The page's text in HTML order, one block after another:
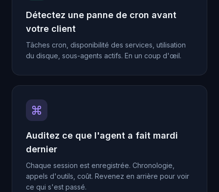
Détectez une panne de cron avant
votre client
Tâches cron, disponibilité des services, utilisation
du disque, sous-agents actifs. En un coup d'œil.
Auditez ce que l'agent a fait mardi
dernier
Chaque session est enregistrée. Chronologie,
appels d'outils, coût. Revenez en arrière pour voir
ce qui s'est passé.